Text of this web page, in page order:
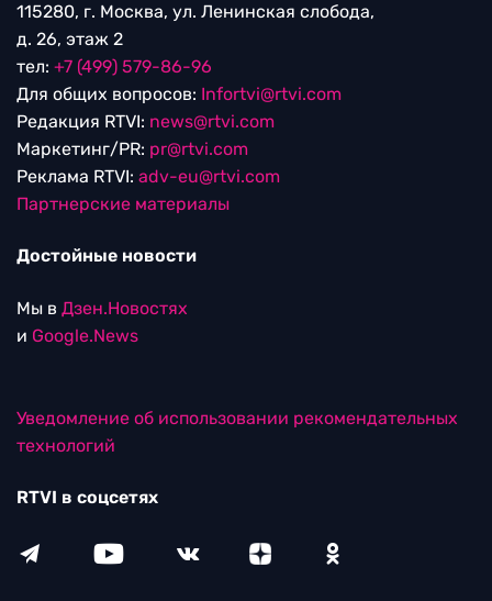
115280, г. Москва, ул. Ленинская слобода,
д. 26, этаж 2
тел: +7 (499) 579-86-96
Для общих вопросов: Infortvi@rtvi.com
Редакция RTVI: news@rtvi.com
Маркетинг/PR: pr@rtvi.com
Реклама RTVI: adv-eu@rtvi.com
Партнерские материалы
Достойные новости
Мы в Дзен.Новостях
и Google.News
Уведомление об использовании рекомендательных
технологий
RTVI в соцсетях